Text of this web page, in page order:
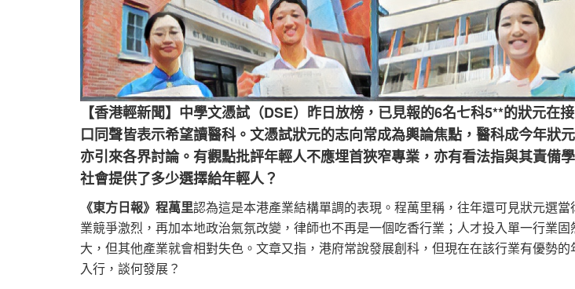
【香港輕新聞】中學文憑試（DSE）昨日放榜，已見報的6名七科5**的狀元在
口同聲皆表示希望讀醫科。文憑試狀元的志向常成為輿論焦點，醫科成今年狀
亦引來各界討論。有觀點批評年輕人不應埋首狹窄專業，亦有看法指與其責備
社會提供了多少選擇給年輕人？
《東方日報》程萬里認為這是本港產業結構單調的表現。程萬里稱，往年還可見狀元選
業競爭激烈，再加本地政治氣氛改變，律師也不再是一個吃香行業；人才投入單一行業
大，但其他產業就會相對失色。文章又指，港府常說發展創科，但現在在該行業有優勢
入行，談何發展？